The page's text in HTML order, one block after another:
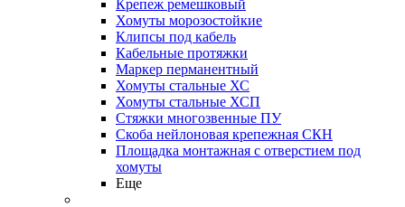
Крепеж ремешковый
Хомуты морозостойкие
Клипсы под кабель
Кабельные протяжки
Маркер перманентный
Хомуты стальные ХС
Хомуты стальные ХСП
Стяжки многозвенные ПУ
Скоба нейлоновая крепежная СКН
Площадка монтажная с отверстием под
хомуты
Еще